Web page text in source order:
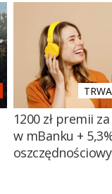
1200 zł premii
w mBanku +